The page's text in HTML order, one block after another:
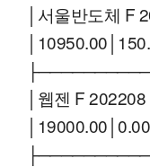
│서울반도체 F
│웹젠 F